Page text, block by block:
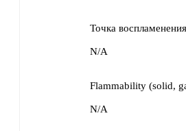
Точка
N/A
Flammability (solid,
N/A